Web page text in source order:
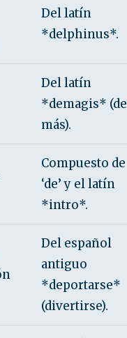
Del latín
*delphinus*.
Del latín
*demagis* (de
más).
Compuesto de
‘de’ y el latín
*intro*.
Del español
antiguo
*deportarse*
(divertirse).